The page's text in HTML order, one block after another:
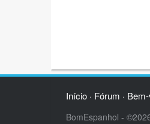
Início· Fórum ·
BomEspanhol -